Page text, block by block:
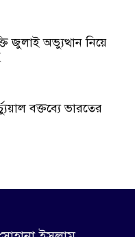
জুলাই অভ্যুত্থান নিয়ে
বক্তব্যে ভারতের